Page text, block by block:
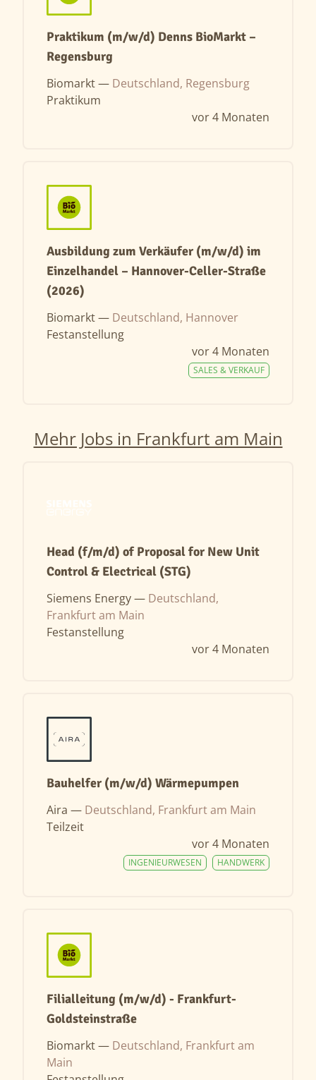
Praktikum (m/w/d) Denns BioMarkt –
Regensburg
Biomarkt — Deutschland, Regensburg
Praktikum
vor 4 Monaten
Ausbildung zum Verkäufer (m/w/d) im
Einzelhandel – Hannover-Celler-Straße
(2026)
Biomarkt — Deutschland, Hannover
Festanstellung
vor 4 Monaten
SALES & VERKAUF
Mehr Jobs in Frankfurt am Main
Head (f/m/d) of Proposal for New Unit
Control & Electrical (STG)
Siemens Energy — Deutschland,
Frankfurt am Main
Festanstellung
vor 4 Monaten
Bauhelfer (m/w/d) Wärmepumpen
Aira — Deutschland, Frankfurt am Main
Teilzeit
vor 4 Monaten
HANDWERK
INGENIEURWESEN
Filialleitung (m/w/d) - Frankfurt-
Goldsteinstraße
Biomarkt — Deutschland, Frankfurt am
Main